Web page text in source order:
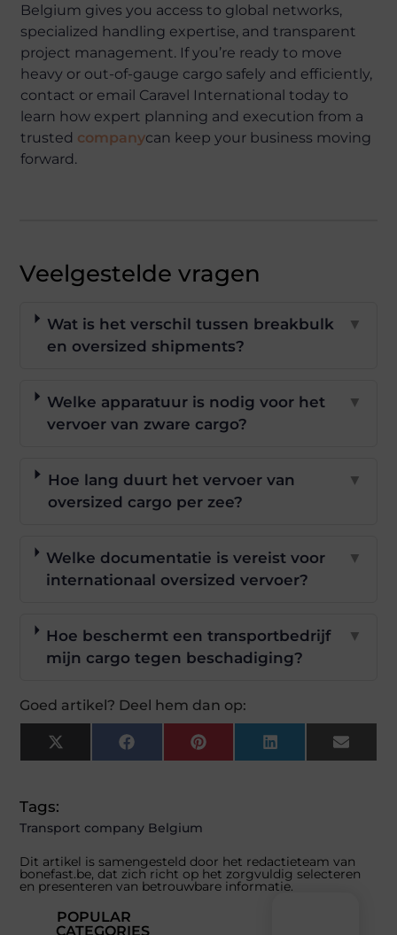
Belgium gives you access to global networks,
specialized handling expertise, and transparent
project management. If you’re ready to move
heavy or out-of-gauge cargo safely and efficiently,
contact or email Caravel International today to
learn how expert planning and execution from a
trusted companycan keep your business moving
forward.
Veelgestelde vragen
Wat is het verschil tussen breakbulk
en oversized shipments?
▼
Welke apparatuur is nodig voor het
vervoer van zware cargo?
▼
Hoe lang duurt het vervoer van
oversized cargo per zee?
▼
Welke documentatie is vereist voor
internationaal oversized vervoer?
▼
Hoe beschermt een transportbedrijf
mijn cargo tegen beschadiging?
▼
Goed artikel? Deel hem dan op:
X
(Twitter)
FacebookPinterestLinkedInEmail
Tags:
Transport company Belgium
Dit artikel is samengesteld door het redactieteam van
bonefast.be, dat zich richt op het zorgvuldig selecteren
en presenteren van betrouwbare informatie.
POPULAR
CATEGORIES